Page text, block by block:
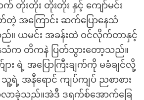
တိုးတိုး တိုးတိုး နှင့် ကျော်မင်း
တ်တဲ့ အကြောင်း ဆက်ပြောနေသံ
။ ယမင်း အခန်းထဲ ဝင်လိုက်တာနှင့်
ေသံက တိကနဲ ပြတ်သွားတော့သည်။
း ရဲ့ အပြောကြီးချက်ကို မခံချင်လို့
သူ့ရဲ့ အနီရောင် ကျပ်ကျပ် ညစာစား
ခဲ့သည်။အဲဒီ ဒရက်စ်အောက်ခြေ